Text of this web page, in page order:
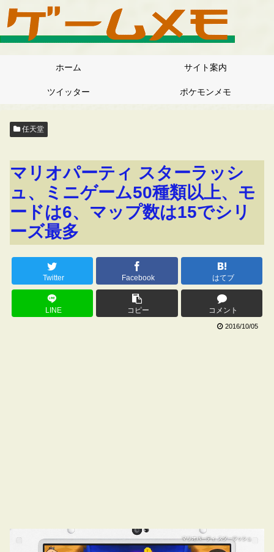
ホーム サイト案内
ツイッター ポケモンメモ
任天堂
マリオパーティ スターラッシ
ュ、ミニゲーム50種類以上、モ
ードは6、マップ数は15でシリ
ーズ最多
Twitter Facebook はてブ
LINE コピー コメント
2016/10/05